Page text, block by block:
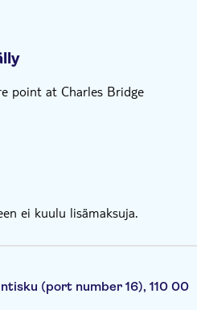
point at Charles Bridge
ei kuulu lisämaksuja.
(port number 16), 110 00